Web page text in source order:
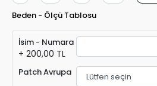
Beden - Ölçü Tablosu
İsim - Numara
+ 200,00 TL
Patch Avrupa